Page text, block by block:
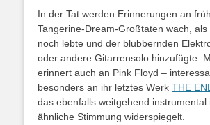
In der Tat werden Erinnerungen an
Tangerine-Dream-Großtaten wach,
noch lebte und der blubbernden
oder andere Gitarrensolo hinzufügte.
erinnert auch an Pink Floyd –
besonders an ihr letztes Werk THE
das ebenfalls weitgehend instrumental
ähnliche Stimmung widerspiegelt.